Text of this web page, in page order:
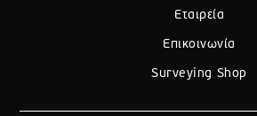
Εταιρεία
Επικοινωνία
Surveying Shop